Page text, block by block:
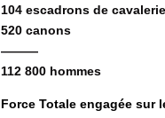
104 escadrons de cavalerie
520 canons
———
112 800 hommes
Force Totale engagée sur